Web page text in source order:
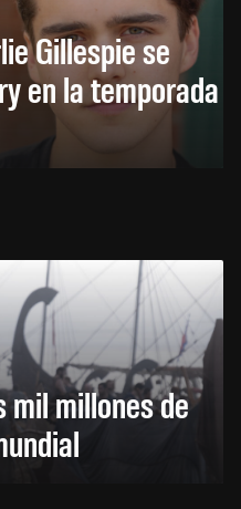
Gillespie se
en la temporada
mil millones de